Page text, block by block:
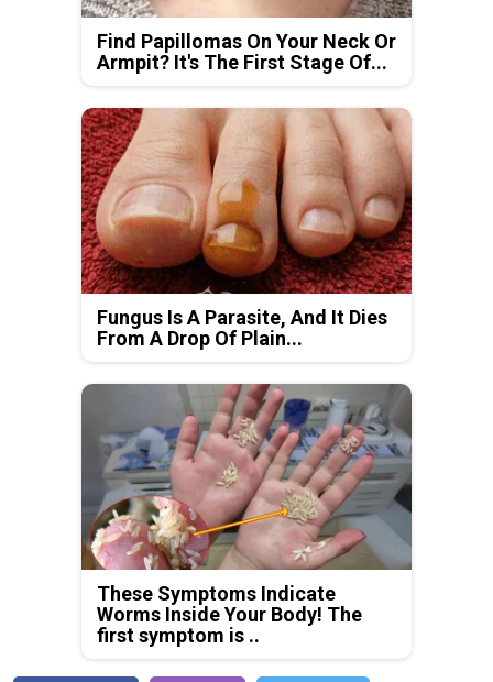
Find Papillomas On Your Neck Or
Armpit? It's The First Stage Of...
Fungus Is A Parasite, And It Dies
From A Drop Of Plain...
These Symptoms Indicate
Worms Inside Your Body! The
first symptom is ..